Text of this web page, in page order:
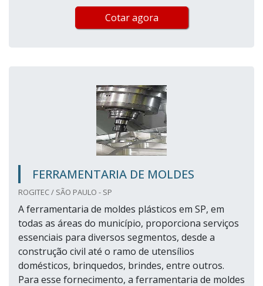
Cotar agora
FERRAMENTARIA DE MOLDES
ROGITEC / SÃO PAULO - SP
A ferramentaria de moldes plásticos em SP, em
todas as áreas do município, proporciona serviços
essenciais para diversos segmentos, desde a
construção civil até o ramo de utensílios
domésticos, brinquedos, brindes, entre outros.
Para esse fornecimento, a ferramentaria de moldes